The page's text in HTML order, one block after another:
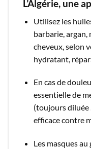
L’Algérie, une
Utilisez les
barbarie, argan,
cheveux, selon
hydratant,
En cas de
essentielle de
(toujours diluée
efficace contre
Les masques